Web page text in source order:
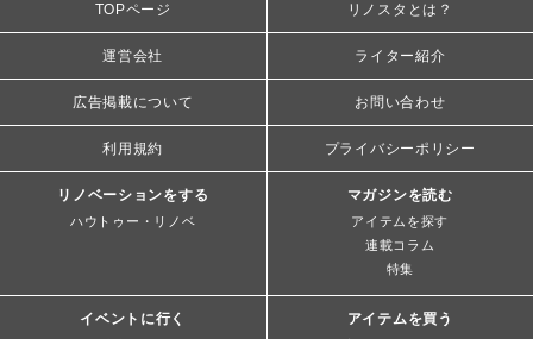
TOPページ リノスタとは？
運営会社 ライター紹介
広告掲載について お問い合わせ
利用規約 プライバシーポリシー
リノベーションをする
ハウトゥー・リノベ
マガジンを読む
アイテムを探す
連載コラム
特集
イベントに行く アイテムを買う